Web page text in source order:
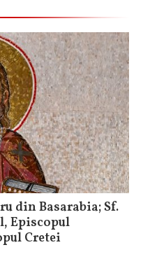
din Basarabia; Sf.
Episcopul
Cretei